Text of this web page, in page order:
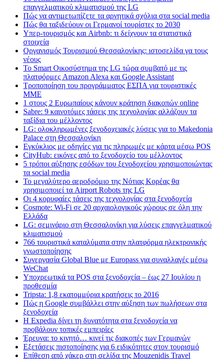
επαγγελματικού κλιματισμού της LG
Πώς να αντιμετωπίζετε τα αρνητικά σχόλια στα social media
Πώς θα ταξιδεύουν οι Γερμανοί τουρίστες το 2030
Υπερ-τουρισμός και Airbnb: τι δείχνουν τα στατιστικά
στοιχεία
Οργανισμός Τουρισμού Θεσσαλονίκης: ιστοσελίδα γα τους
νέους
Το Smart Οικοσύστημα της LG τώρα συμβατό με τις
πλατφόρμες Amazon Alexa και Google Assistant
Τροποποίηση του προγράμματος ΕΣΠΑ για τουριστικές
ΜΜΕ
1 στους 2 Ευρωπαίους κάνουν κράτηση διακοπών online
Sabre: 9 καινοτόμες τάσεις της τεχνολογίας αλλάζουν τα
ταξίδια του μέλλοντος
LG: ολοκληρωμένες ξενοδοχειακές λύσεις για τo Makedonia
Palace στη Θεσσαλονίκη
Εγκύκλιος με οδηγίες για τις πληρωμές με κάρτα μέσω POS
CityHub: εικόνες από το ξενοδοχείο του μέλλοντος
5 τρόποι αύξησης εσόδων του ξενοδοχείου χρησιμοποιώντας
τα social media
Το μεγαλύτερο αεροδρόμιο της Νότιας Κορέας θα
χρησιμοποιεί τα Airport Robots της LG
Οι 4 κορυφαίες τάσεις της τεχνολογίας στα ξενοδοχεία
Cosmote: Wi-Fi σε 20 αρχαιολογικούς χώρους σε όλη την
Ελλάδα
LG: σεμινάριο στη Θεσσαλονίκη για λύσεις επαγγελματικού
κλιματισμού
766 τουριστικά καταλύματα στην πλατφόρμα ηλεκτρονικής
γνωστοποίησης
Συνεργασία Global Blue με Europass για συναλλαγές μέσω
WeChat
Υποχρεωτικά τα POS στα ξενοδοχεία – έως 27 Ιουλίου η
προθεσμία
Tripsta: 1,8 εκατομμύρια κρατήσεις το 2016
Πώς η Google συμβάλλει στην αύξηση των πωλήσεων στα
ξενοδοχεία
Η Expedia δίνει τη δυνατότητα στα ξενοδοχεία να
προβάλουν τοπικές εμπειρίες
Έρευνα: το κινητό… κινεί τις διακοπές των Γερμανών
Εξετάσεις πιστοποίησης για 6 ειδικότητες στον τουρισμό
Επίθεση από χάκερ στη σελίδα της Mouzenidis Travel